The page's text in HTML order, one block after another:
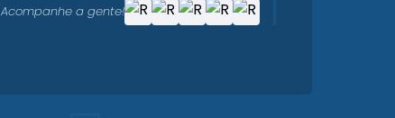
Acompanhe a gente!